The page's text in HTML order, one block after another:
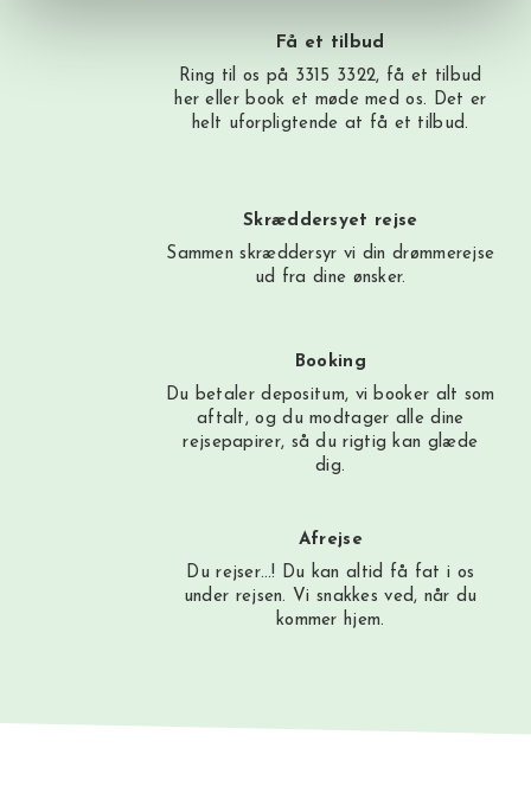
Få et tilbud
Ring til os på 3315 3322, få et tilbud
her eller book et møde med os. Det er
helt uforpligtende at få et tilbud.
Skræddersyet rejse
Sammen skræddersyr vi din drømmerejse
ud fra dine ønsker.
Booking
Du betaler depositum, vi booker alt som
aftalt, og du modtager alle dine
rejsepapirer, så du rigtig kan glæde
dig.
Afrejse
Du rejser…! Du kan altid få fat i os
under rejsen. Vi snakkes ved, når du
kommer hjem.